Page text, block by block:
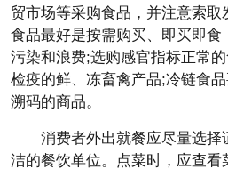
贸市场等采购食品，并注意索
食品最好是按需购买、即买即食
污染和浪费;选购感官指标正常
检疫的鲜、冻畜禽产品;冷链食
溯码的商品。
消费者外出就餐应尽量选
洁的餐饮单位。点菜时，应查看